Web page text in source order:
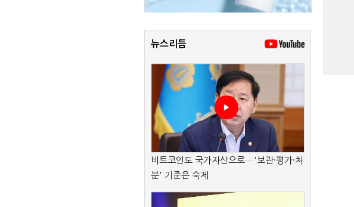
뉴스리듬
비트코인도 국가자산으로…'보관·평가·처
분' 기준은 숙제